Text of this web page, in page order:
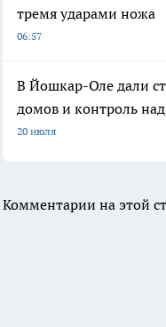
тремя ударами ножа
06:57
В Йошкар-Оле дали
домов и контроль
20 июля
Комментарии на этой